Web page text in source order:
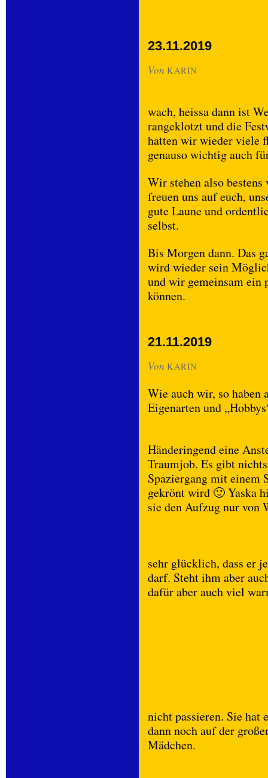
23.11.2019
Von KARIN
wach, heissa dann ist
rangeklotzt und die
hatten wir wieder viele
genauso wichtig auch
Wir stehen also
freuen uns auf euch,
gute Laune und
selbst.
Bis Morgen dann. Das
wird wieder sein
und wir gemeinsam ein
können.
21.11.2019
Von KARIN
Wie auch wir, so haben
Eigenarten und
Händeringend eine
Traumjob. Es gibt
Spaziergang mit einem
gekrönt wird 🙂 Yaska
sie den Aufzug nur von
sehr glücklich, dass er
darf. Steht ihm aber
dafür aber auch viel
nicht passieren. Sie hat
dann noch auf der
Mädchen.